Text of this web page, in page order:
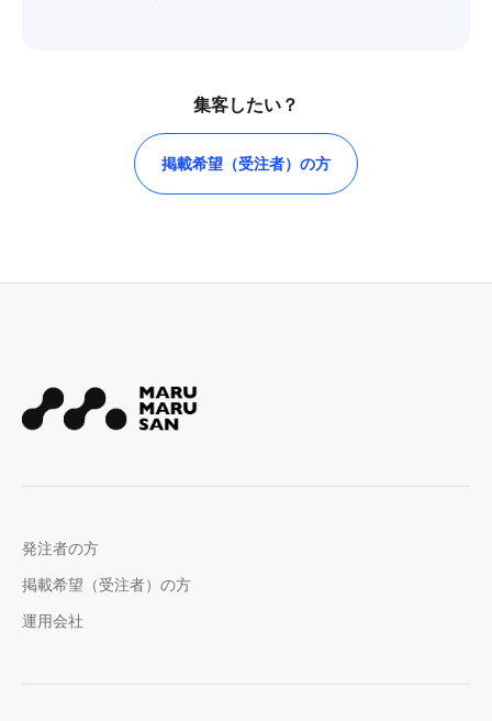
集客したい？
掲載希望（受注者）の方
発注者の方
掲載希望（受注者）の方
運用会社